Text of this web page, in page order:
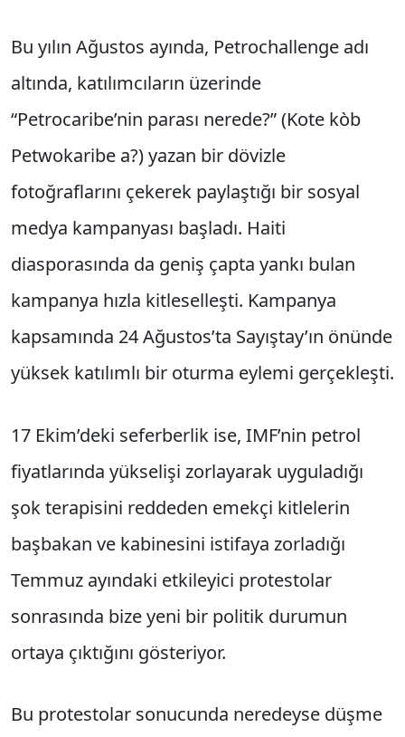
Bu yılın Ağustos ayında, Petrochallenge adı
altında, katılımcıların üzerinde
“Petrocaribe’nin parası nerede?” (Kote kòb
Petwokaribe a?) yazan bir dövizle
fotoğraflarını çekerek paylaştığı bir sosyal
medya kampanyası başladı. Haiti
diasporasında da geniş çapta yankı bulan
kampanya hızla kitleselleşti. Kampanya
kapsamında 24 Ağustos’ta Sayıştay’ın önünde
yüksek katılımlı bir oturma eylemi gerçekleşti.
17 Ekim’deki seferberlik ise, IMF’nin petrol
fiyatlarında yükselişi zorlayarak uyguladığı
şok terapisini reddeden emekçi kitlelerin
başbakan ve kabinesini istifaya zorladığı
Temmuz ayındaki etkileyici protestolar
sonrasında bize yeni bir politik durumun
ortaya çıktığını gösteriyor.
Bu protestolar sonucunda neredeyse düşme